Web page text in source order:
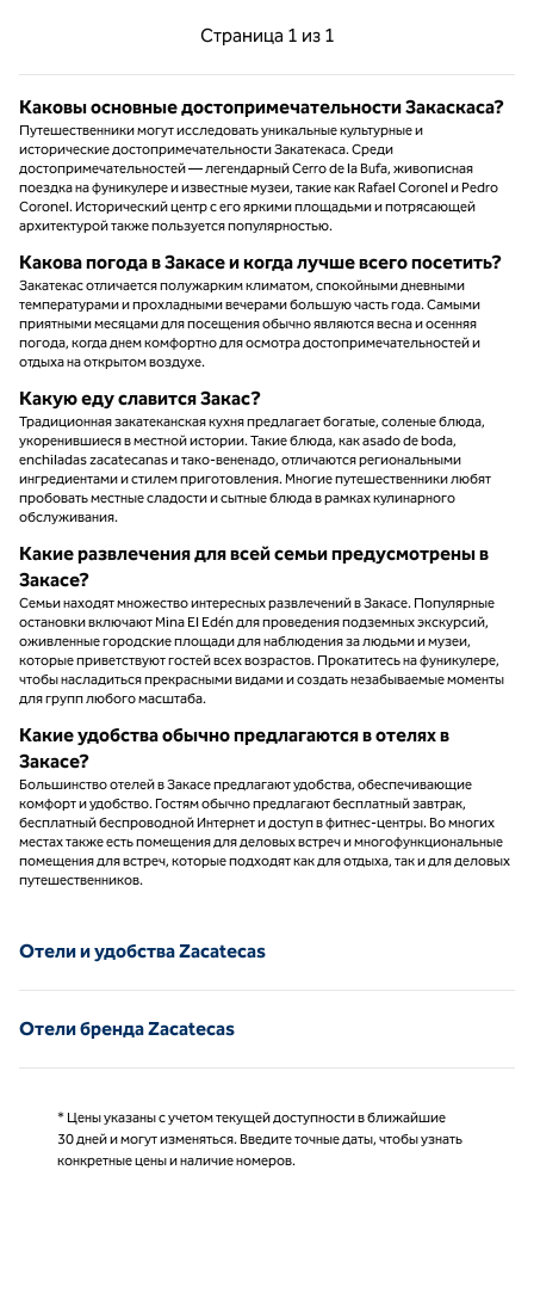
Страница 1 из 1
Предыдущая страница, 1 из 1
Страница 1 из 1
Каковы основные достопримечательности Закаскаса?
Путешественники могут исследовать уникальные культурные и
исторические достопримечательности Закатекаса. Среди
достопримечательностей — легендарный Cerro de la Bufa, живописная
поездка на фуникулере и известные музеи, такие как Rafael Coronel и Pedro
Coronel. Исторический центр с его яркими площадьми и потрясающей
архитектурой также пользуется популярностью.
Какова погода в Закасе и когда лучше всего посетить?
Закатекас отличается полужарким климатом, спокойными дневными
температурами и прохладными вечерами большую часть года. Самыми
приятными месяцами для посещения обычно являются весна и осенняя
погода, когда днем комфортно для осмотра достопримечательностей и
отдыха на открытом воздухе.
Какую еду славится Закас?
Традиционная закатеканская кухня предлагает богатые, соленые блюда,
укоренившиеся в местной истории. Такие блюда, как asado de boda,
enchiladas zacatecanas и тако-вененадо, отличаются региональными
ингредиентами и стилем приготовления. Многие путешественники любят
пробовать местные сладости и сытные блюда в рамках кулинарного
обслуживания.
Какие развлечения для всей семьи предусмотрены в
Закасе?
Семьи находят множество интересных развлечений в Закасе. Популярные
остановки включают Mina El Edén для проведения подземных экскурсий,
оживленные городские площади для наблюдения за людьми и музеи,
которые приветствуют гостей всех возрастов. Прокатитесь на фуникулере,
чтобы насладиться прекрасными видами и создать незабываемые моменты
для групп любого масштаба.
Какие удобства обычно предлагаются в отелях в
Закасе?
Большинство отелей в Закасе предлагают удобства, обеспечивающие
комфорт и удобство. Гостям обычно предлагают бесплатный завтрак,
бесплатный беспроводной Интернет и доступ в фитнес-центры. Во многих
местах также есть помещения для деловых встреч и многофункциональные
помещения для встреч, которые подходят как для отдыха, так и для деловых
путешественников.
Отели и удобства Zacatecas
Отели бренда Zacatecas
* Цены указаны с учетом текущей доступности в ближайшие
30 дней и могут изменяться. Введите точные даты, чтобы узнать
конкретные цены и наличие номеров.